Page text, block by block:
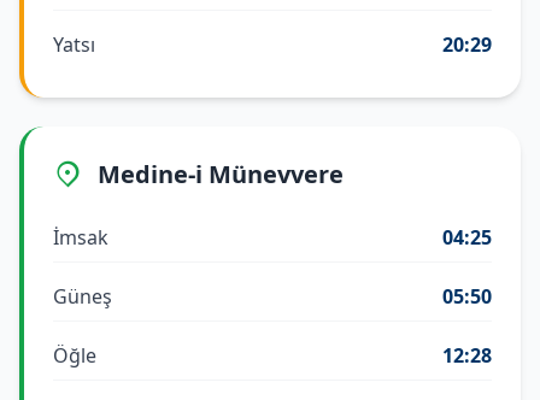
Yatsı 20:29
Medine-i Münevvere
İmsak 04:25
Güneş 05:50
Öğle 12:28